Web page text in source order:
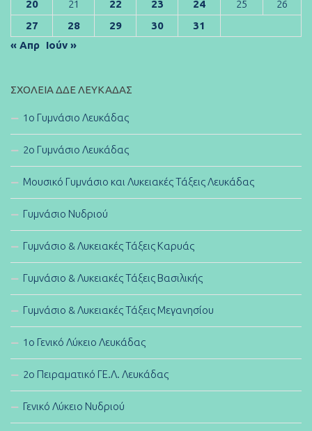
20 21 22 23 24 25
26
27
28 29 30
31
« Απρ Ιούν »
ΣΧΟΛΕΊΑ ΔΔΕ ΛΕΥΚΆΔΑΣ
1ο Γυμνάσιο Λευκάδας
2ο Γυμνάσιο Λευκάδας
Μουσικό Γυμνάσιο και Λυκειακές Τάξεις Λευκάδας
Γυμνάσιο Νυδριού
Γυμνάσιο & Λυκειακές Τάξεις Καρυάς
Γυμνάσιο & Λυκειακές Τάξεις Βασιλικής
Γυμνάσιο & Λυκειακές Τάξεις Μεγανησίου
1ο Γενικό Λύκειο Λευκάδας
2ο Πειραματικό ΓΕ.Λ. Λευκάδας
Γενικό Λύκειο Νυδριού